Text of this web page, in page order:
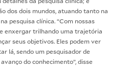
dos dois mundos, atuando tanto na
pesquisa clínica. “Com nossas
enxergar trilhando uma trajetória
seus objetivos. Eles podem ver
lá, sendo um pesquisador de
do conhecimento”, disse